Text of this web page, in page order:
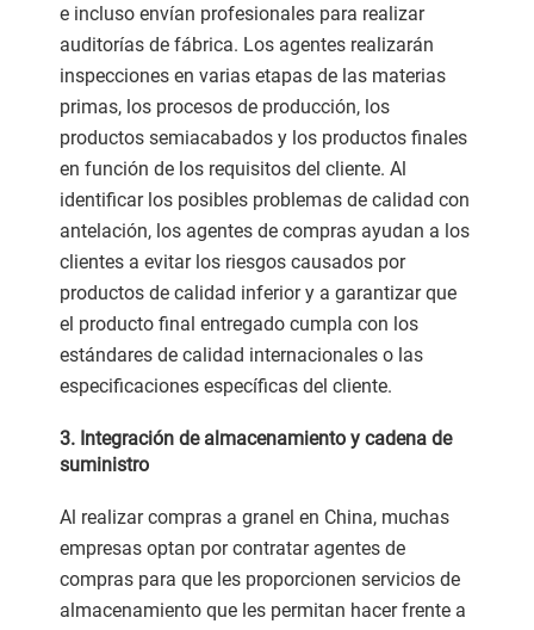
e incluso envían profesionales para realizar
auditorías de fábrica. Los agentes realizarán
inspecciones en varias etapas de las materias
primas, los procesos de producción, los
productos semiacabados y los productos finales
en función de los requisitos del cliente. Al
identificar los posibles problemas de calidad con
antelación, los agentes de compras ayudan a los
clientes a evitar los riesgos causados por
productos de calidad inferior y a garantizar que
el producto final entregado cumpla con los
estándares de calidad internacionales o las
especificaciones específicas del cliente.
3. Integración de almacenamiento y cadena de
suministro
Al realizar compras a granel en China, muchas
empresas optan por contratar agentes de
compras para que les proporcionen servicios de
almacenamiento que les permitan hacer frente a